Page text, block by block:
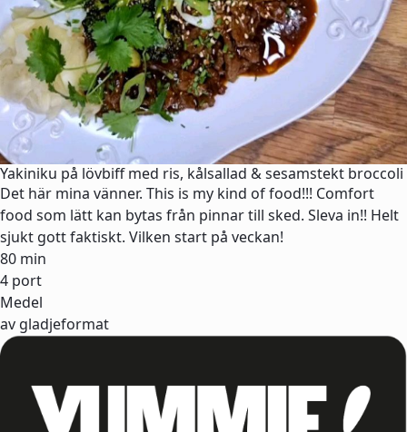
Yakiniku på lövbiff med ris, kålsallad & sesamstekt broccoli
Det här mina vänner. This is my kind of food!!! Comfort
food som lätt kan bytas från pinnar till sked. Sleva in!! Helt
sjukt gott faktiskt. Vilken start på veckan!
80 min
4 port
Medel
av gladjeformat